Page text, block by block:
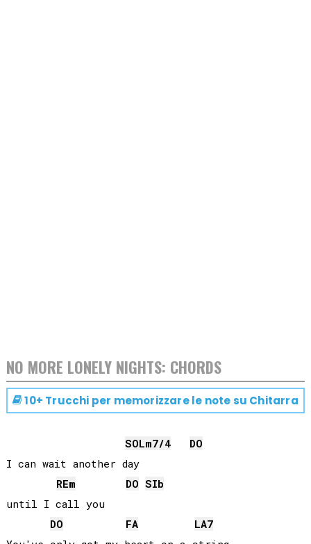
NO MORE LONELY NIGHTS: CHORDS
10+ Trucchi per memorizzare le note su Chitarra
SOLm7/4
DO
I can wait another day
REm DO SIb
until I call you
DO
FA LA7